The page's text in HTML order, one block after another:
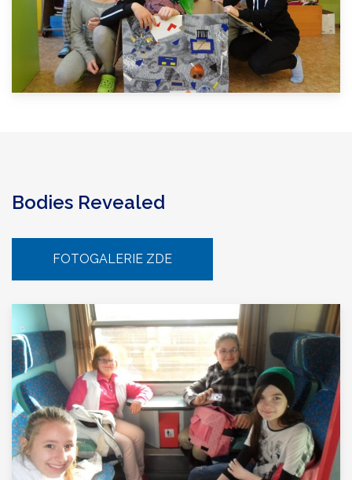
Bodies Revealed
FOTOGALERIE ZDE